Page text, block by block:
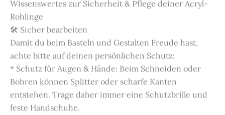
Wissenswertes zur Sicherheit & Pflege deiner Acryl-
Rohlinge
🛠️ Sicher bearbeiten
Damit du beim Basteln und Gestalten Freude hast,
achte bitte auf deinen persönlichen Schutz:
* Schutz für Augen & Hände: Beim Schneiden oder
Bohren können Splitter oder scharfe Kanten
entstehen. Trage daher immer eine Schutzbrille und
feste Handschuhe.